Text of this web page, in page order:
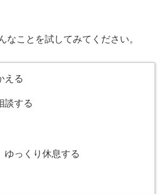
なことを試してみてください。
える
する
っくり休息する